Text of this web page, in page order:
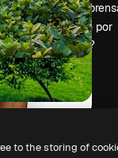
Sala de
Procurando por
magnific.ai?
to the storing of